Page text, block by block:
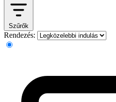
Szűrők
Rendezés: